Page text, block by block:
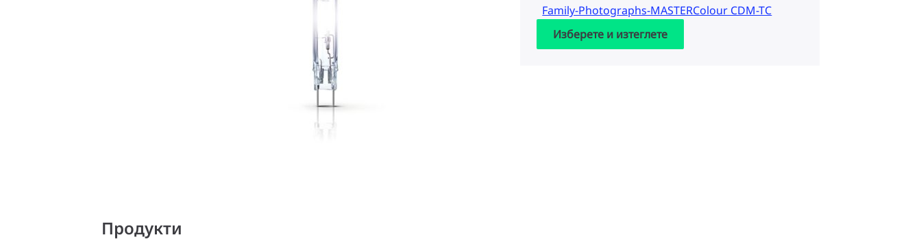
Family-Photographs-MASTERColour CDM-TC
Изберете и изтеглете
Продукти